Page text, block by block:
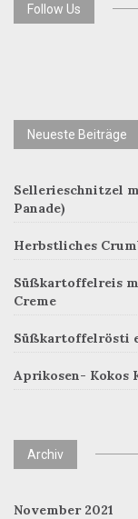
Follow Us
Neueste Beiträge
Sellerieschnitzel
Panade)
Herbstliches
Süßkartoffelreis
Creme
Süßkartoffelrösti
Aprikosen- Kokos
Archiv
November 2021